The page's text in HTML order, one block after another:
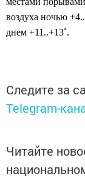
воздуха ночью
днем +11..+13˚.
Следите за
Telegram-
Читайте